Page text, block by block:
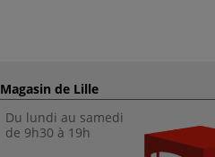
Magasin de Lille
Du lundi au samedi
de 9h30 à 19h